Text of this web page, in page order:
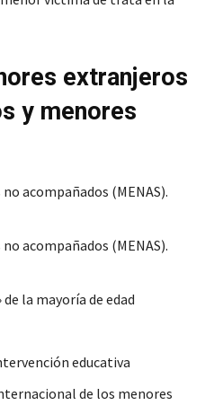
extranjeros
y menores
acompañados (MENAS).
acompañados (MENAS).
la mayoría de edad
educativa
de los menores